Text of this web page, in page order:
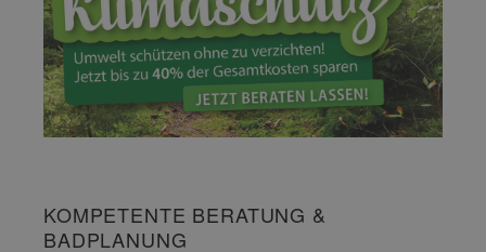
KOMPETENTE BERATUNG &
BADPLANUNG